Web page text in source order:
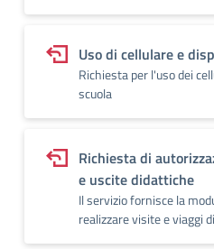
Uso di cellulare e
Richiesta per l'uso dei
scuola
Richiesta di
e uscite didattiche
Il servizio fornisce la
realizzare visite e viaggi